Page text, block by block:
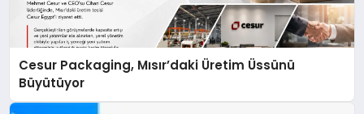
Cesur Packaging, Mısır’daki Üretim Üssünü
Büyütüyor